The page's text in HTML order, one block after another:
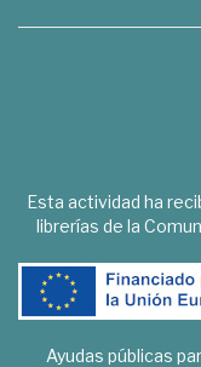
Esta actividad ha
librerías de la
Ayudas públicas